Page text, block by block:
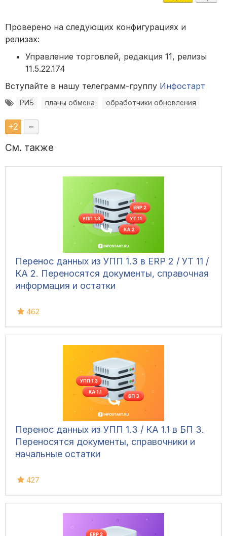
Проверено на следующих конфигурациях и
релизах:
Управление торговлей, редакция 11, релизы
11.5.22.174
Вступайте в нашу телеграмм-группу Инфостарт
РИБ планы обмена обработчики обновления
+2 –
См. также
Перенос данных из УПП 1.3 в ERP 2 / УТ 11 /
КА 2. Переносятся документы, справочная
информация и остатки
462
Перенос данных из УПП 1.3 / КА 1.1 в БП 3.
Переносятся документы, справочники и
начальные остатки
427